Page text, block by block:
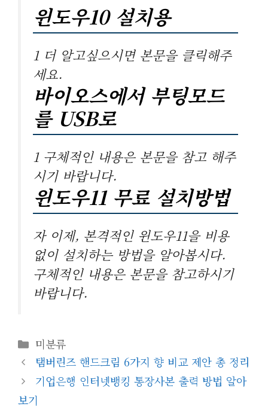
윈도우10 설치용
1 더 알고싶으시면 본문을 클릭해주
세요.
바이오스에서 부팅모드
를 USB로
1 구체적인 내용은 본문을 참고 해주
시기 바랍니다.
윈도우11 무료 설치방법
자 이제, 본격적인 윈도우11을 비용
없이 설치하는 방법을 알아봅시다.
구체적인 내용은 본문을 참고하시기
바랍니다.
카
테
고
리
미분류
탬버린즈 핸드크림 6가지 향 비교 제안 총 정리
기업은행 인터넷뱅킹 통장사본 출력 방법 알아
보기